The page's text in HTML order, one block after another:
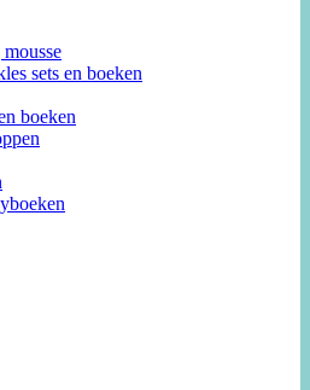
sets en boeken
boeken